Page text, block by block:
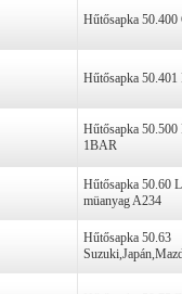
Hűtősapka 50.400
Hűtősapka
Hűtősapka 50.500
1BAR
Hűtősapka 50.60
müanyag A234
Hűtősapka 50.63